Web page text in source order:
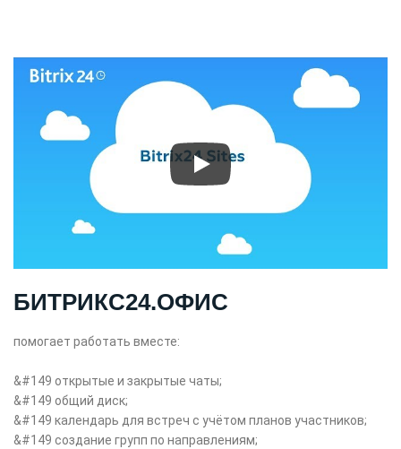
БИТРИКС24.ОФИС
помогает работать вместе:
&#149 открытые и закрытые чаты;
&#149 общий диск;
&#149 календарь для встреч с учётом планов участников;
&#149 создание групп по направлениям;